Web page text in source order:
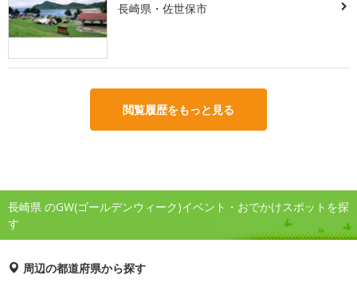
長崎県・佐世保市
閲覧履歴をもっと見る
長崎県 のGW(ゴールデンウィーク)イベント・おでかけスポットを探
す
周辺の都道府県から探す